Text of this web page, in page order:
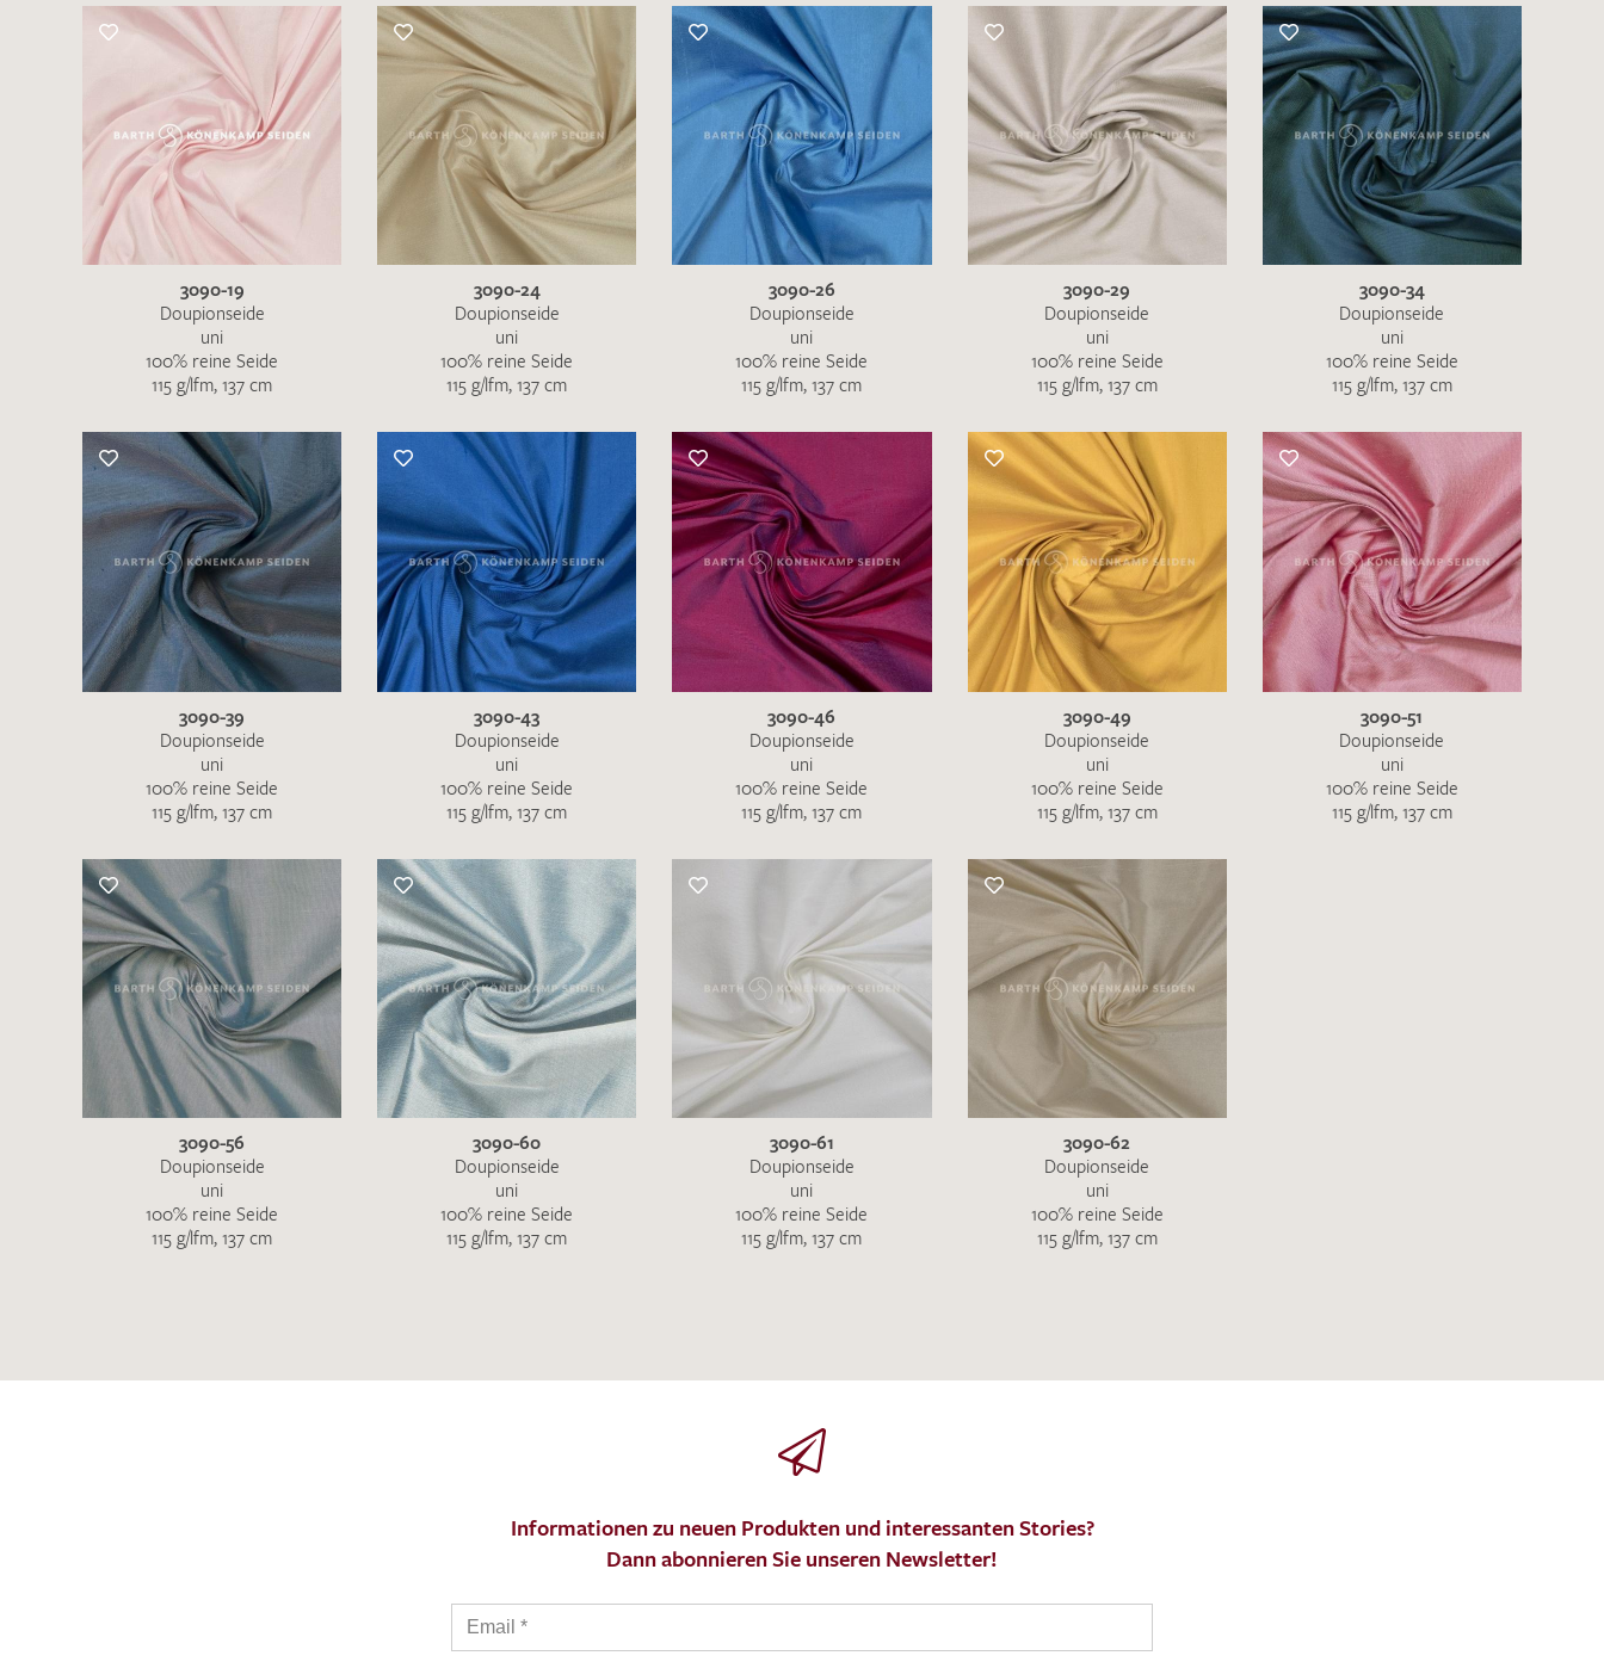
Ich bin damit einverstanden, dass meine angegebenen Daten zur Beantwortung meiner Musteranfrage
MUSTERANFRAGE SENDEN
3090-19
Doupionseide
uni
100% reine Seide
115 g/lfm, 137 cm
3090-24
Doupionseide
uni
100% reine Seide
115 g/lfm, 137 cm
3090-26
Doupionseide
uni
100% reine Seide
115 g/lfm, 137 cm
3090-29
Doupionseide
uni
100% reine Seide
115 g/lfm, 137 cm
3090-34
Doupionseide
uni
100% reine Seide
115 g/lfm, 137 cm
3090-39
Doupionseide
uni
100% reine Seide
115 g/lfm, 137 cm
3090-43
Doupionseide
uni
100% reine Seide
115 g/lfm, 137 cm
3090-46
Doupionseide
uni
100% reine Seide
115 g/lfm, 137 cm
3090-49
Doupionseide
uni
100% reine Seide
115 g/lfm, 137 cm
3090-51
Doupionseide
uni
100% reine Seide
115 g/lfm, 137 cm
3090-56
Doupionseide
uni
100% reine Seide
115 g/lfm, 137 cm
3090-60
Doupionseide
uni
100% reine Seide
115 g/lfm, 137 cm
3090-61
Doupionseide
uni
100% reine Seide
115 g/lfm, 137 cm
3090-62
Doupionseide
uni
100% reine Seide
115 g/lfm, 137 cm
Informationen zu neuen Produkten und interessanten Stories?
Dann abonnieren Sie unseren Newsletter!